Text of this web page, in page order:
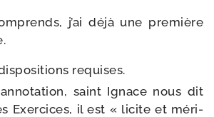
j’ai déjà une pre­mière
requises.
anno­ta­tion, saint Ignace nous dit
Exercices, il est « licite et méri­